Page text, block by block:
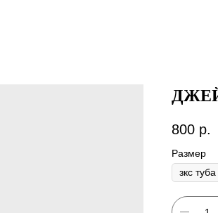
800 р.
Размер